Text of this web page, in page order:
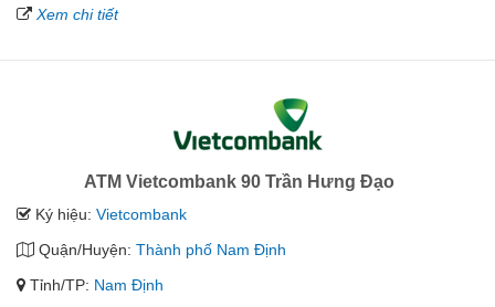
Xem chi tiết
ATM Vietcombank 90 Trần Hưng Đạo
Ký hiệu: Vietcombank
Quận/Huyện: Thành phố Nam Định
Tỉnh/TP: Nam Định